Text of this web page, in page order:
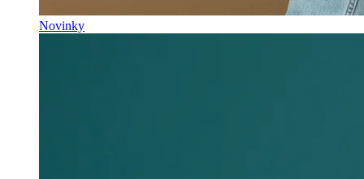
Novinky